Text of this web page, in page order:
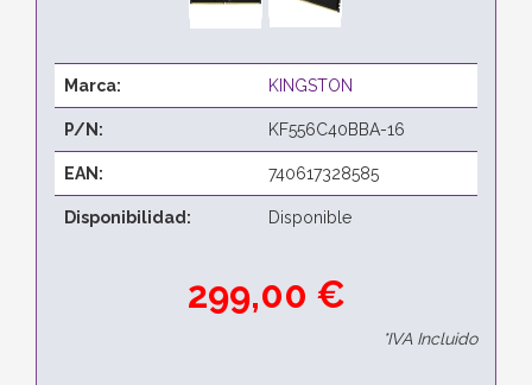
Marca: KINGSTON
P/N: KF556C40BBA-16
EAN: 740617328585
Disponibilidad: Disponible
299,00 €
*IVA Incluido